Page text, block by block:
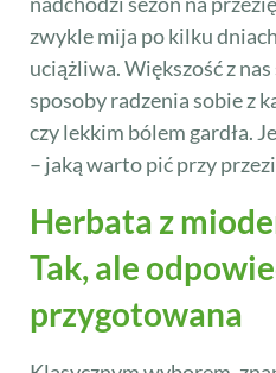
zwykle mija po kilku
uciążliwa. Większość z
sposoby radzenia sobie z
czy lekkim bólem gardła.
– jaką warto pić przy
Herbata z
Tak, ale
przygotowana